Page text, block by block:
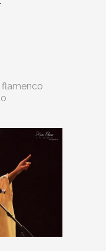
flamenco